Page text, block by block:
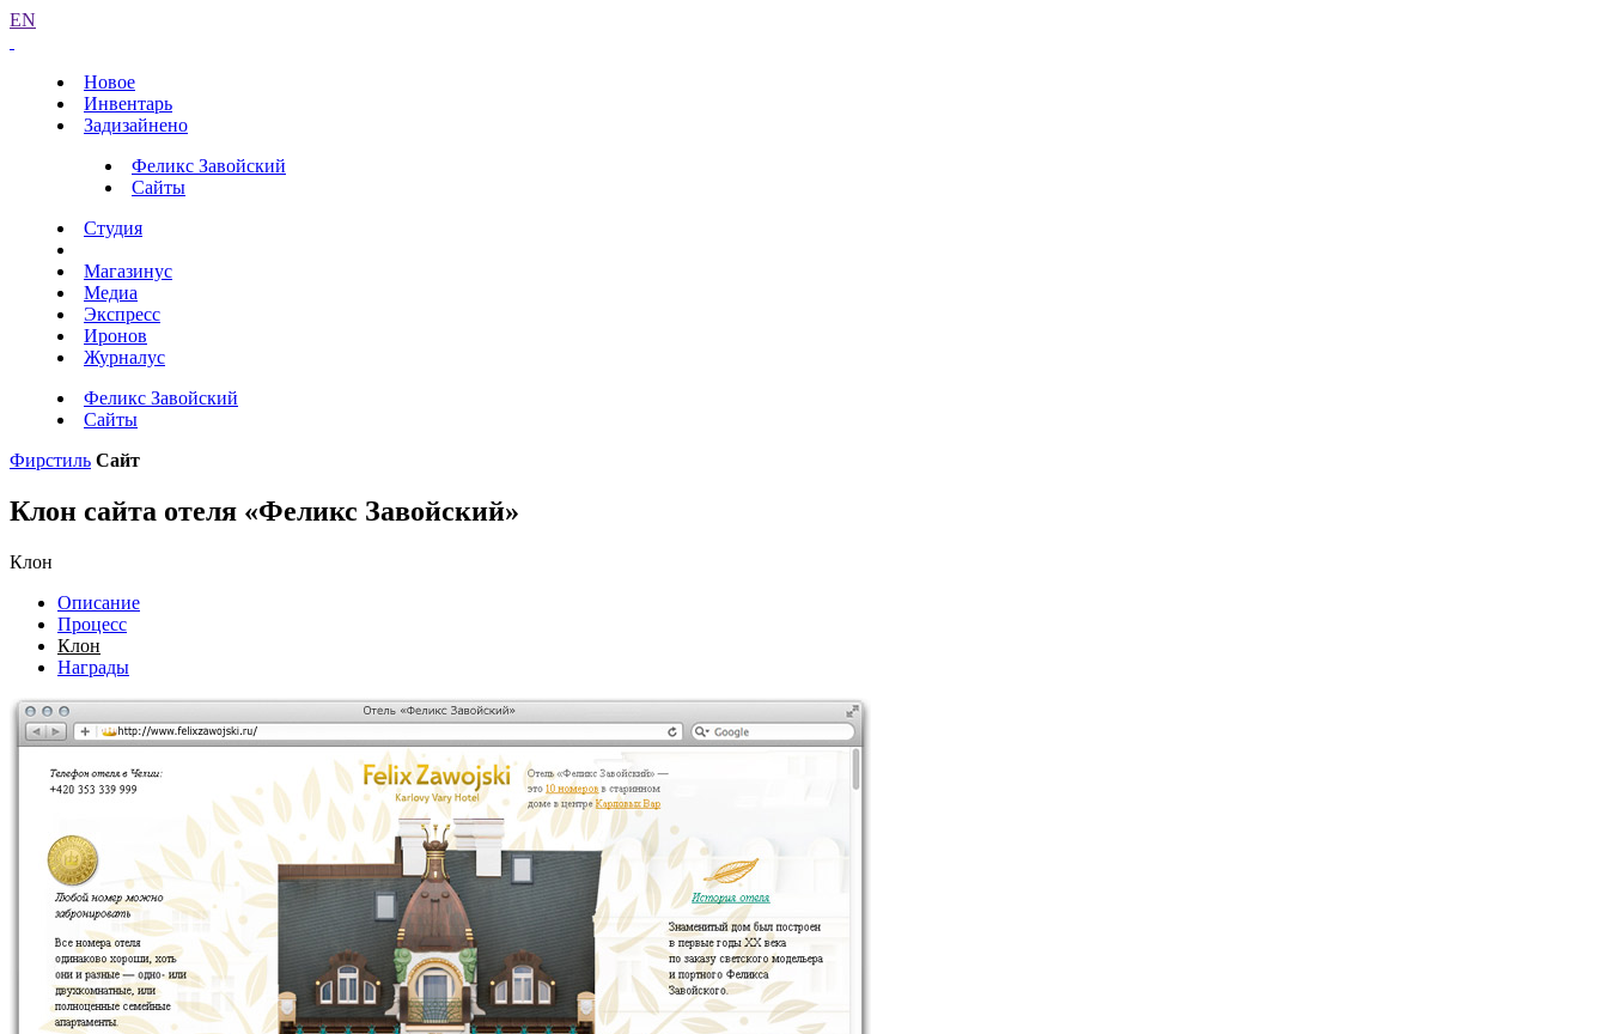
EN
Новое
Инвентарь
Задизайнено
Феликс Завойский
Сайты
Студия
Магазинус
Медиа
Экспресс
Иронов
Журналус
Феликс Завойский
Сайты
Фирстиль Сайт
Клон сайта отеля «Феликс Завойский»
Клон
Описание
Процесс
Клон
Награды